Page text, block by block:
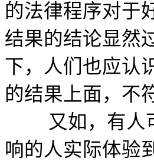
的法律程序对于
结果的结论显然
下，人们也应认
的结果上面，不
又如，有人可
响的人实际体验